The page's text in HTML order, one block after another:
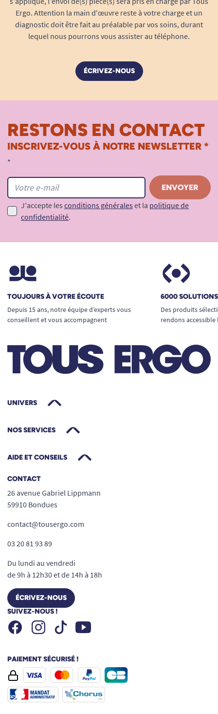
Ergo. Attention la main d'œuvre reste à votre charge et un
diagnostic doit être fait au préalable par vos soins, durant
lequel nous pourrons vous assister au téléphone.
ÉCRIVEZ-NOUS
RESTONS EN CONTACT
INSCRIVEZ-VOUS À NOTRE NEWSLETTER *
*
J'accepte les conditions générales et la politique de
confidentialité.
TOUJOURS À VOTRE ÉCOUTE
Depuis 15 ans, notre équipe d’experts vous
conseillent et vous accompagnent
6000
Des produits
rendons
UNIVERS
NOS SERVICES
AIDE ET CONSEILS
CONTACT
26 avenue Gabriel Lippmann
59910 Bondues
contact@tousergo.com
03 20 81 93 89
Du lundi au vendredi
de 9h à 12h30 et de 14h à 18h
ÉCRIVEZ-NOUS
SUIVEZ-NOUS !
FacebookInstagramTiktok Youtube
PAIEMENT SÉCURISÉ !